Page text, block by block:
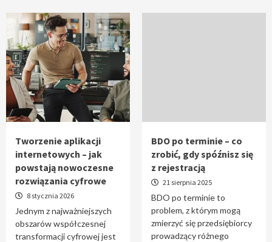
Tworzenie aplikacji
internetowych – jak
powstają nowoczesne
rozwiązania cyfrowe
8 stycznia 2026
Jednym z najważniejszych
obszarów współczesnej
transformacji cyfrowej jest
BDO po terminie – co
zrobić, gdy spóźnisz się
z rejestracją
21 sierpnia 2025
BDO po terminie to
problem, z którym mogą
zmierzyć się przedsiębiorcy
prowadzący różnego